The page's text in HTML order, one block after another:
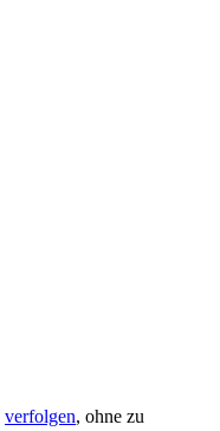
verfolgen, ohne zu